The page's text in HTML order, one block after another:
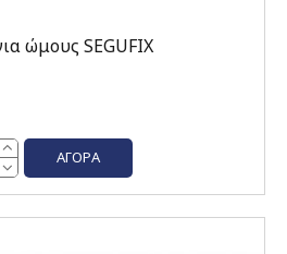
ώμους SEGUFIX
ΑΓΟΡΆ